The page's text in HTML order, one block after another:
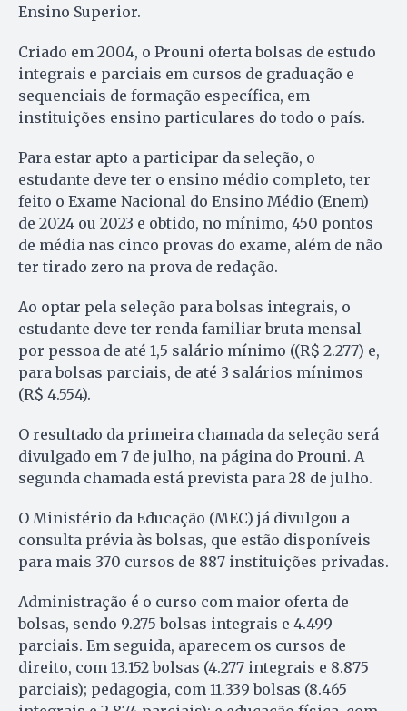
Ensino Superior.
Criado em 2004, o Prouni oferta bolsas de estudo
integrais e parciais em cursos de graduação e
sequenciais de formação específica, em
instituições ensino particulares do todo o país.
Para estar apto a participar da seleção, o
estudante deve ter o ensino médio completo, ter
feito o Exame Nacional do Ensino Médio (Enem)
de 2024 ou 2023 e obtido, no mínimo, 450 pontos
de média nas cinco provas do exame, além de não
ter tirado zero na prova de redação.
Ao optar pela seleção para bolsas integrais, o
estudante deve ter renda familiar bruta mensal
por pessoa de até 1,5 salário mínimo ((R$ 2.277) e,
para bolsas parciais, de até 3 salários mínimos
(R$ 4.554).
O resultado da primeira chamada da seleção será
divulgado em 7 de julho, na página do Prouni. A
segunda chamada está prevista para 28 de julho.
O Ministério da Educação (MEC) já divulgou a
consulta prévia às bolsas, que estão disponíveis
para mais 370 cursos de 887 instituições privadas.
Administração é o curso com maior oferta de
bolsas, sendo 9.275 bolsas integrais e 4.499
parciais. Em seguida, aparecem os cursos de
direito, com 13.152 bolsas (4.277 integrais e 8.875
parciais); pedagogia, com 11.339 bolsas (8.465